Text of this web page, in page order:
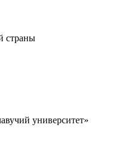
страны
университет»